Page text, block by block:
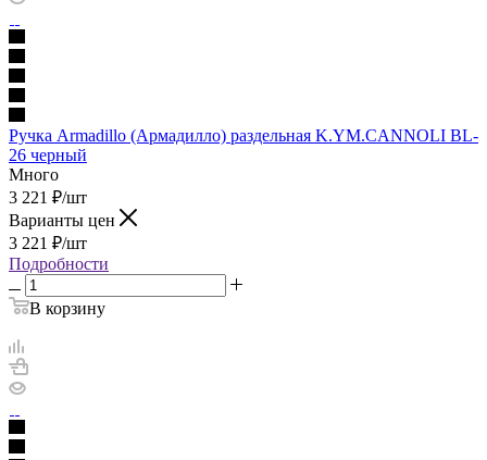
Ручка Armadillo (Армадилло) раздельная K.YM.CANNOLI BL-
26 черный
Много
3 221 ₽/шт
Варианты цен
3 221 ₽/шт
Подробности
В корзину